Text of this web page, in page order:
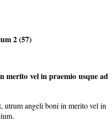
2 (57)
merito vel in praemio usque ad
utrum angeli boni in merito vel in